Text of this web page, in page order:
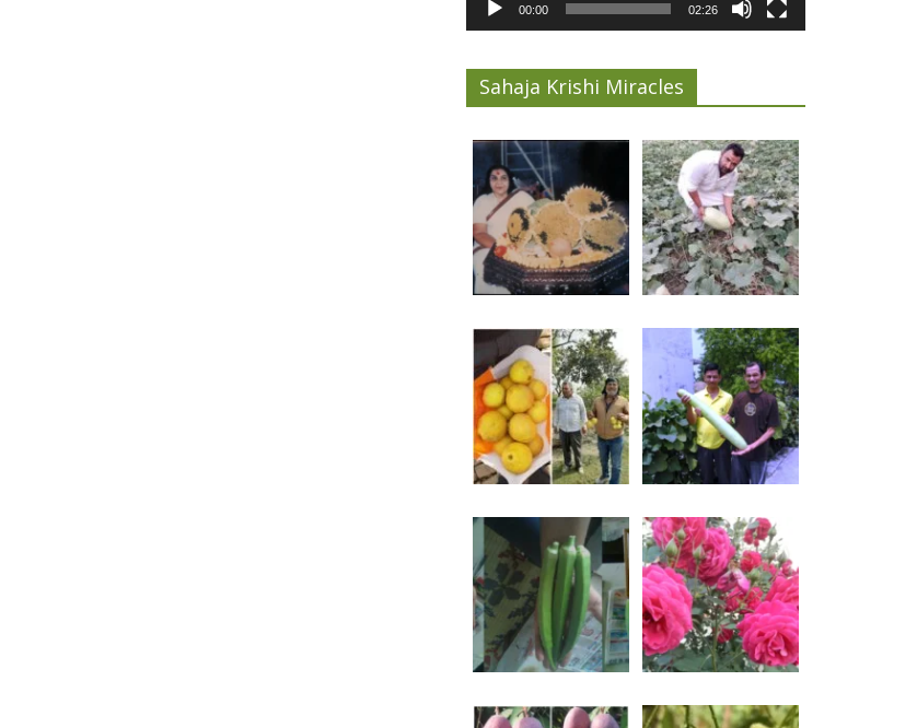
00:00 02:26
Sahaja Krishi Miracles